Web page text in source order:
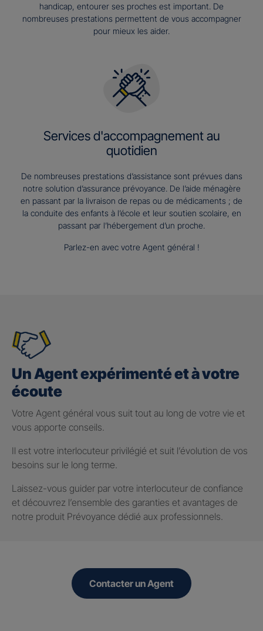
handicap, entourer ses proches est important. De
nombreuses prestations permettent de vous accompagner
pour mieux les aider.
Services d'accompagnement au
quotidien
De nombreuses prestations d’assistance sont prévues dans
notre solution d’assurance prévoyance. De l’aide ménagère
en passant par la livraison de repas ou de médicaments ; de
la conduite des enfants à l’école et leur soutien scolaire, en
passant par l’hébergement d’un proche.
Parlez-en avec votre Agent général !
Un Agent expérimenté et à votre
écoute
Votre Agent général vous suit tout au long de votre vie et
vous apporte conseils.
Il est votre interlocuteur privilégié et suit l’évolution de vos
besoins sur le long terme.
Laissez-vous guider par votre interlocuteur de confiance
et découvrez l’ensemble des garanties et avantages de
notre produit Prévoyance dédié aux professionnels.
Contacter un Agent